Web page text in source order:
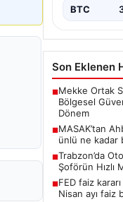
BTC
Son Eklenen
■Mekke Ortak
Bölgesel
Dönem
■MASAK’tan
ünlü ne kadar
■Trabzon’da
Şoförün Hızlı
■FED faiz
Nisan ayı faiz